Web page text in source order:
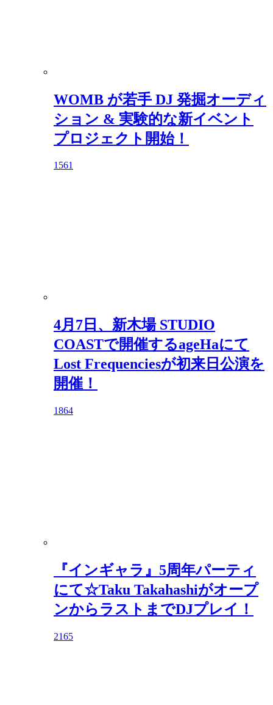
WOMB が若手 DJ 発掘オーディ
ション & 実験的な新イベント
プロジェクト開始！
1561
4月7日、新木場 STUDIO
COASTで開催するageHaにて
Lost Frequenciesが初来日公演を
開催！
1864
『インギャラ』5周年パーティ
にて☆Taku Takahashiがオープ
ンからラストまでDJプレイ！
2165